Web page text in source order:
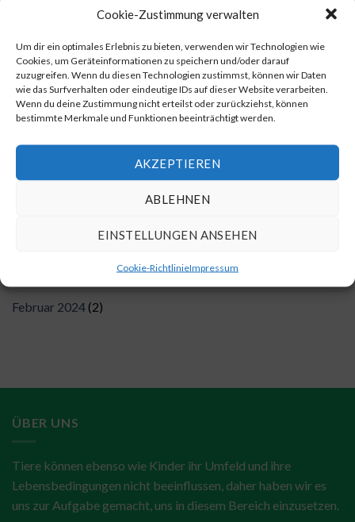
Cookie-Zustimmung verwalten
Um dir ein optimales Erlebnis zu bieten, verwenden wir Technologien wie
Cookies, um Geräteinformationen zu speichern und/oder darauf
zuzugreifen. Wenn du diesen Technologien zustimmst, können wir Daten
wie das Surfverhalten oder eindeutige IDs auf dieser Website verarbeiten.
Wenn du deine Zustimmung nicht erteilst oder zurückziehst, können
bestimmte Merkmale und Funktionen beeinträchtigt werden.
AKZEPTIEREN
ABLEHNEN
EINSTELLUNGEN ANSEHEN
Cookie-RichtlinieImpressum
13
Feb.
„Tierwohl liegt uns am Herzen“
KATEGORIEN
Spendenübergabe
(1)
Februar 2024 (2)
ÜBER UNS
Tiere können ebenso wie Kinder ihr Umfeld und ihre
Lebensbedingungen nicht beeinflussen, daher haben wir es
uns zur Aufgabe gemacht, uns in diesem Bereich einzusetzen.